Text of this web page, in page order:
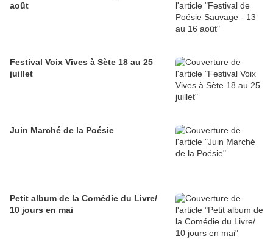
août
Festival Voix Vives à Sète 18 au 25
juillet
Juin Marché de la Poésie
Petit album de la Comédie du Livre/
10 jours en mai